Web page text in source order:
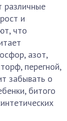
различные
и
что
азот,
перегной,
забывать о
битого